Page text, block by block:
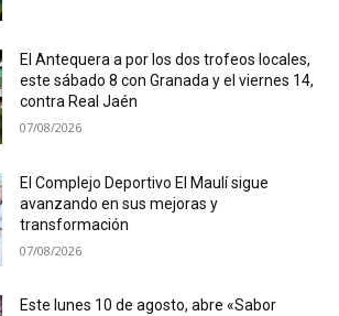
El Antequera a por los dos trofeos locales,
este sábado 8 con Granada y el viernes 14,
contra Real Jaén
07/08/2026
El Complejo Deportivo El Maulí sigue
avanzando en sus mejoras y
transformación
07/08/2026
Este lunes 10 de agosto, abre «Sabor